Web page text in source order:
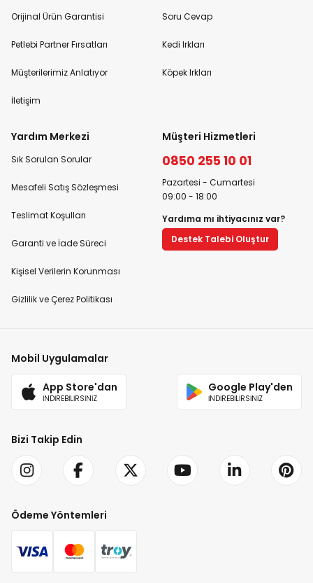
Orijinal Ürün Garantisi
Petlebi Partner Fırsatları
Müşterilerimiz Anlatıyor
İletişim
Soru Cevap
Kedi Irkları
Köpek Irkları
Yardım Merkezi
Sık Sorulan Sorular
Mesafeli Satış Sözleşmesi
Teslimat Koşulları
Garanti ve İade Süreci
Kişisel Verilerin Korunması
Gizlilik ve Çerez Politikası
Müşteri Hizmetleri
0850 255 10 01
Pazartesi - Cumartesi
09:00 - 18:00
Yardıma mı ihtiyacınız var?
Destek Talebi Oluştur
Mobil Uygulamalar
App Store'dan
İNDİREBİLİRSİNİZ
Google Play'den
İNDİREBİLİRSİNİZ
Bizi Takip Edin
Ödeme Yöntemleri